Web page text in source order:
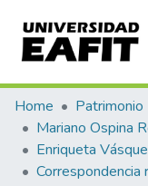
Communities &
All of DSpace
Statistics
Home
Correspondencia